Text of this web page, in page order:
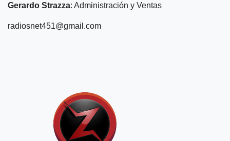
Gerardo Strazza: Administración y Ventas
radiosnet451@gmail.com